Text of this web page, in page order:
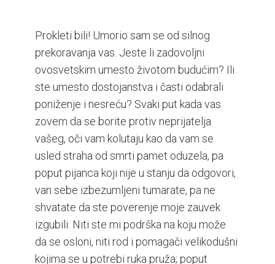
Prokleti bili! Umorio sam se od silnog
prekoravanja vas. Jeste li zadovoljni
ovosvetskim umesto životom budućim? Ili
ste umesto dostojanstva i časti odabrali
poniženje i nesreću? Svaki put kada vas
zovem da se borite protiv neprijatelja
vašeg, oči vam kolutaju kao da vam se
usled straha od smrti pamet oduzela, pa
poput pijanca koji nije u stanju da odgovori,
van sebe izbezumljeni tumarate, pa ne
shvatate da ste poverenje moje zauvek
izgubili. Niti ste mi podrška na koju može
da se osloni, niti rod i pomagači velikodušni
kojima se u potrebi ruka pruža; poput